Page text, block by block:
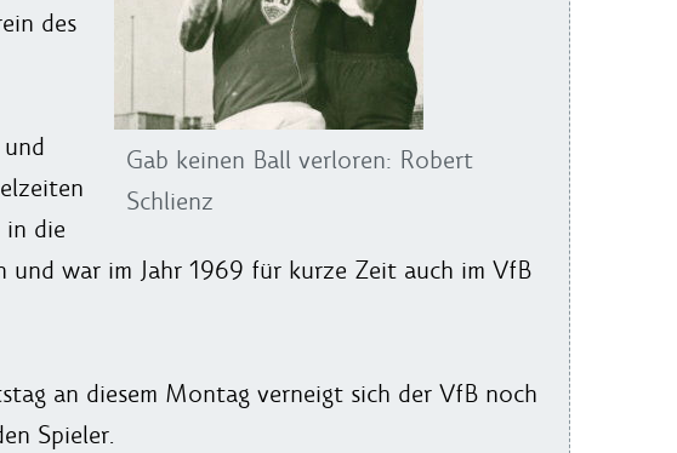
Gab keinen Ball verloren: Robert
Schlienz
des
in die
und war im Jahr 1969 für kurze Zeit auch im VfB
an diesem Montag verneigt sich der VfB noch
Spieler.